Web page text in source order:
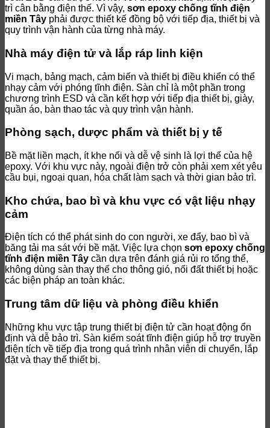
trì cân bằng điện thế. Vì vậy, sơn epoxy chống tĩnh điện
miền Tây phải được thiết kế đồng bộ với tiếp địa, thiết bị và
quy trình vận hành của từng nhà máy.
Nhà máy điện tử và lắp ráp linh kiện
Vi mạch, bảng mạch, cảm biến và thiết bị điều khiển có thể
nhạy cảm với phóng tĩnh điện. Sàn chỉ là một phần trong
chương trình ESD và cần kết hợp với tiếp địa thiết bị, giày,
quần áo, bàn thao tác và quy trình vận hành.
Phòng sạch, dược phẩm và thiết bị y tế
Bề mặt liền mạch, ít khe nối và dễ vệ sinh là lợi thế của hệ
epoxy. Với khu vực này, ngoài điện trở còn phải xem xét yêu
cầu bụi, ngoại quan, hóa chất làm sạch và thời gian bảo trì.
Kho chứa, bao bì và khu vực có vật liệu nhạy
cảm
Điện tích có thể phát sinh do con người, xe đẩy, bao bì và
băng tải ma sát với bề mặt. Việc lựa chọn sơn epoxy chống
tĩnh điện miền Tây cần dựa trên đánh giá rủi ro tổng thể,
không dùng sàn thay thế cho thông gió, nối đất thiết bị hoặc
các biện pháp an toàn khác.
Trung tâm dữ liệu và phòng điều khiển
Những khu vực tập trung thiết bị điện tử cần hoạt động ổn
định và dễ bảo trì. Sàn kiểm soát tĩnh điện giúp hỗ trợ truyền
điện tích về tiếp địa trong quá trình nhân viên di chuyển, lắp
đặt và thay thế thiết bị.